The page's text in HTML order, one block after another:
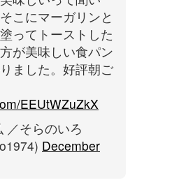
こにマーガリンと
ってトーストした
が美味しい食パン
ました。好評朝ご
EEUtWZuZkX
そらのいろ
December